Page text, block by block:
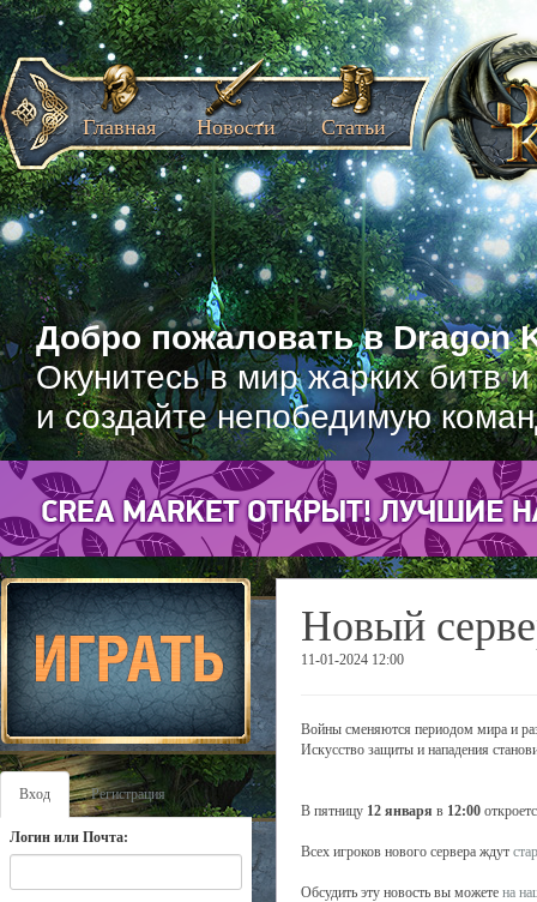
Добро пожаловать в Dragon
Окунитесь в мир жарких битв
и создайте непобедимую
Главная Новости Статьи
Вход Регистрация
Логин или Почта:
Новый
11-01-2024 12:00
Войны сменяются периодом мира и
Искусство защиты и нападения
В пятницу 12 января в 12:00
Всех игроков нового сервера ждут
Обсудить эту новость вы можете на